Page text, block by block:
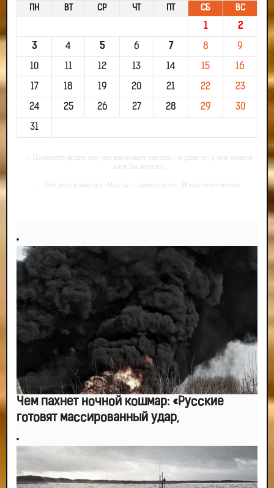
ПН ВТ СР ЧТ СБ ВС
1 2
3 4 5 6 7 8 9
10 11 12 13 14 15 16
17 18 19 20 21 22 23
24 25 26 27 28 29 30
31
-- Начинайте делать все, что вы можете сделать – и даже то, о чем можете
хотя бы мечтать.
-- Все дело в мыслях. Мысль — начало всего. И мыслями можно
-- Самое большое богатство — это ум. Самая большая нищета — глупость.
Из всех страхов самый пугающий — самолюбование.
-- Лучшее, что можно сделать с хорошим советом, это пропустить его
мимо ушей. Он никогда не бывает полезен никому, кроме того, кто его дал.
-- Люблю давать советы и очень не люблю, когда их дают мне.
Чем пахнет ночной кошмар: «Русские
готовят массированный удар,